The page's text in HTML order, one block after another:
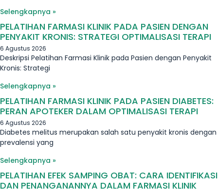
Selengkapnya »
PELATIHAN FARMASI KLINIK PADA PASIEN DENGAN
PENYAKIT KRONIS: STRATEGI OPTIMALISASI TERAPI
6 Agustus 2026
Deskripsi Pelatihan Farmasi Klinik pada Pasien dengan Penyakit
Kronis: Strategi
Selengkapnya »
PELATIHAN FARMASI KLINIK PADA PASIEN DIABETES:
PERAN APOTEKER DALAM OPTIMALISASI TERAPI
6 Agustus 2026
Diabetes melitus merupakan salah satu penyakit kronis dengan
prevalensi yang
Selengkapnya »
PELATIHAN EFEK SAMPING OBAT: CARA IDENTIFIKASI
DAN PENANGANANNYA DALAM FARMASI KLINIK